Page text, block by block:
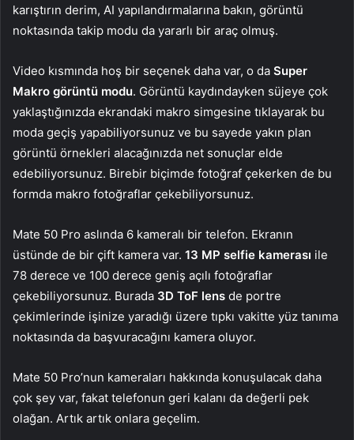
karıştırın derim, AI yapılandırmalarına bakın, görüntü
noktasında takip modu da yararlı bir araç olmuş.
Video kısmında hoş bir seçenek daha var, o da Super
Makro görüntü modu. Görüntü kaydındayken süjeye çok
yaklaştığınızda ekrandaki makro simgesine tıklayarak bu
moda geçiş yapabiliyorsunuz ve bu sayede yakın plan
görüntü örnekleri alacağınızda net sonuçlar elde
edebiliyorsunuz. Birebir biçimde fotoğraf çekerken de bu
formda makro fotoğraflar çekebiliyorsunuz.
Mate 50 Pro aslında 6 kameralı bir telefon. Ekranın
üstünde de bir çift kamera var. 13 MP selfie kamerası ile
78 derece ve 100 derece geniş açılı fotoğraflar
çekebiliyorsunuz. Burada 3D ToF lens de portre
çekimlerinde işinize yaradığı üzere tıpkı vakitte yüz tanıma
noktasında da başvuracağını kamera oluyor.
Mate 50 Pro’nun kameraları hakkında konuşulacak daha
çok şey var, fakat telefonun geri kalanı da değerli pek
olağan. Artık artık onlara geçelim.